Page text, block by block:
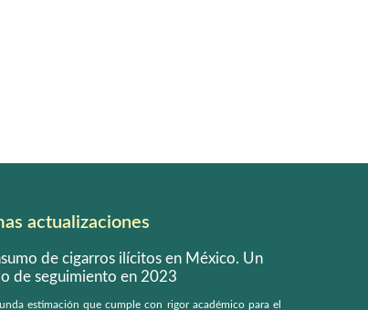
actualizaciones
de cigarros ilícitos en México. Un
de seguimiento en 2023
estimación que cumple con rigor académico para el